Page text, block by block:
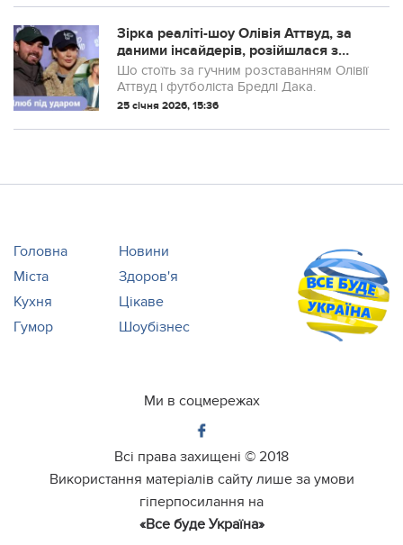
хто допоміг Православній церкві Укра...
Зірка реаліті-шоу Олівія Аттвуд, за
даними інсайдерів, розійшлася з
футболістом Бредлі Даком
Шо стоїть за гучним розставанням Олівії
Аттвуд і футболіста Бредлі Дака.
25 січня 2026, 15:36
Головна
Новини
Міста
Здоров'я
Кухня
Цікаве
Гумор
Шоубізнес
Ми в соцмережах
Всі права захищені © 2018
Використання матеріалів сайту лише за умови
гіперпосилання на
«Все буде Україна»